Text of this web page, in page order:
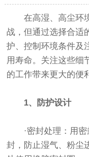
在高湿、高尘环
战，但通过选择合适
护、控制环境条件及
用寿命。关注这些细
的工作带来更大的便
1、防护设计
·密封处理：用
封，防止湿气、粉尘